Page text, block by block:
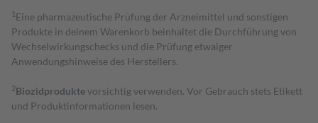
1 Eine pharmazeutische Prüfung der Arzneimittel und sonstigen
Produkte in deinem Warenkorb beinhaltet die Durchführung von
Wechselwirkungschecks und die Prüfung etwaiger
Anwendungshinweise des Herstellers.
2Biozidproduktevorsichtig verwenden. Vor Gebrauch stets Etikett
und Produktinformationen lesen.